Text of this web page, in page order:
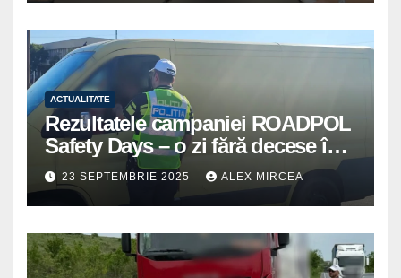
ACTUALITATE
Rezultatele campaniei ROADPOL
Safety Days – o zi fără decese în
trafic
23 SEPTEMBRIE 2025 ALEX MIRCEA